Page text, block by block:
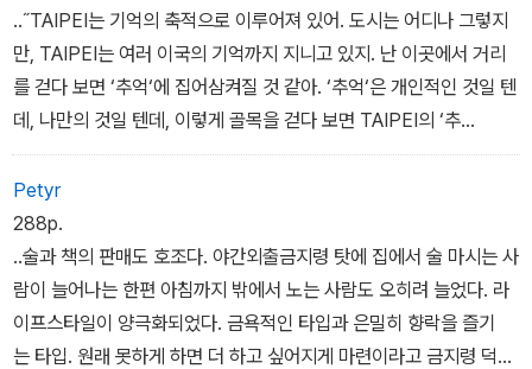
땅에 떨어져 있던 삐라를 주워 읽어보았다. 어려운 한자도 있었지만
이렇게 쓰여 있었다.
‘정부는 즉각 도쿄에 선포된 계엄령을 해제하라. 도쿄는 이미 부흥했
재자에게 편리한 관리통제 사회가 되고 말았다. 깨어나라, 도쿄 도민.
저항하라, 일본인.’
어디선가 경찰관이 나타났다. 누가 신고했나 보다. 경찰관들을 보기
무섭게 남자들은 뿔뿔이 흩어져 달아났다._<도쿄의 일기>
진다.
..˝TAIPEI는 기억의 축적으로 이루어져 있어. 도시는 어디나 그렇지
만, TAIPEI는 여러 이국의 기억까지 지니고 있지. 난 이곳에서 거리
를 걷다 보면 ‘추억‘에 집어삼켜질 것 같아. ‘추억‘은 개인적인 것일 텐
데, 나만의 것일 텐데, 이렇게 골목을 걷다 보면 TAIPEI의 ‘추
억‘이 사방에서 성난 물결처럼 밀려들어서 거기에 빠져 허우적거
릴 것만 같네.˝
..˝예컨대 저기 기대 세워놓은 자전거. 예컨대 포장길에 나란히 선 일
륜차의 번호판 중 하나. 허물어져가는 붉은 벽돌 건물. 벽을 타고 올라
가는 전깃줄과 넝쿨. 폐가의 초인종과 잠긴 우편함. 잠깐이라도 경계
를 늦추면 눈으로, 모공으로 ‘추억‘이 침입해. 나 자신이 TAIPEI ‘추
억‘의 일부가 되고 말아.˝
Petyr
288p.
..술과 책의 판매도 호조다. 야간외출금지령 탓에 집에서 술 마시는 사
람이 늘어나는 한편 아침까지 밖에서 노는 사람도 오히려 늘었다. 라
이프스타일이 양극화되었다. 금욕적인 타입과 은밀히 향락을 즐기
는 타입. 원래 못하게 하면 더 하고 싶어지게 마련이라고 금지령 덕